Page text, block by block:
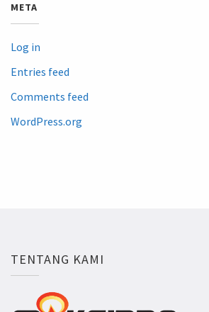
META
Log in
Entries feed
Comments feed
WordPress.org
TENTANG KAMI